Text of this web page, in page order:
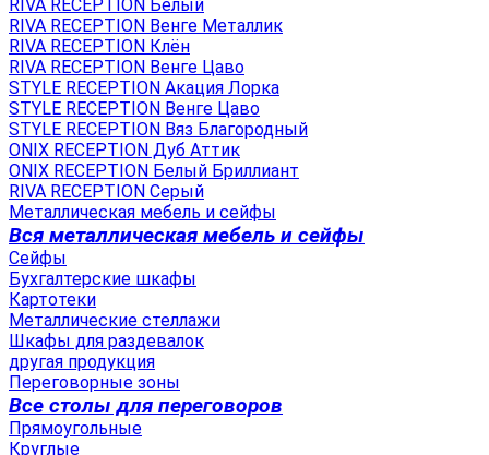
RIVA RECEPTION Белый
RIVA RECEPTION Венге Металлик
RIVA RECEPTION Клён
RIVA RECEPTION Венге Цаво
STYLE RECEPTION Акация Лорка
STYLE RECEPTION Венге Цаво
STYLE RECEPTION Вяз Благородный
ONIX RECEPTION Дуб Аттик
ONIX RECEPTION Белый Бриллиант
RIVA RECEPTION Серый
Металлическая мебель и сейфы
Вся металлическая мебель и сейфы
Сейфы
Бухгалтерские шкафы
Картотеки
Металлические стеллажи
Шкафы для раздевалок
другая продукция
Переговорные зоны
Все столы для переговоров
Прямоугольные
Круглые